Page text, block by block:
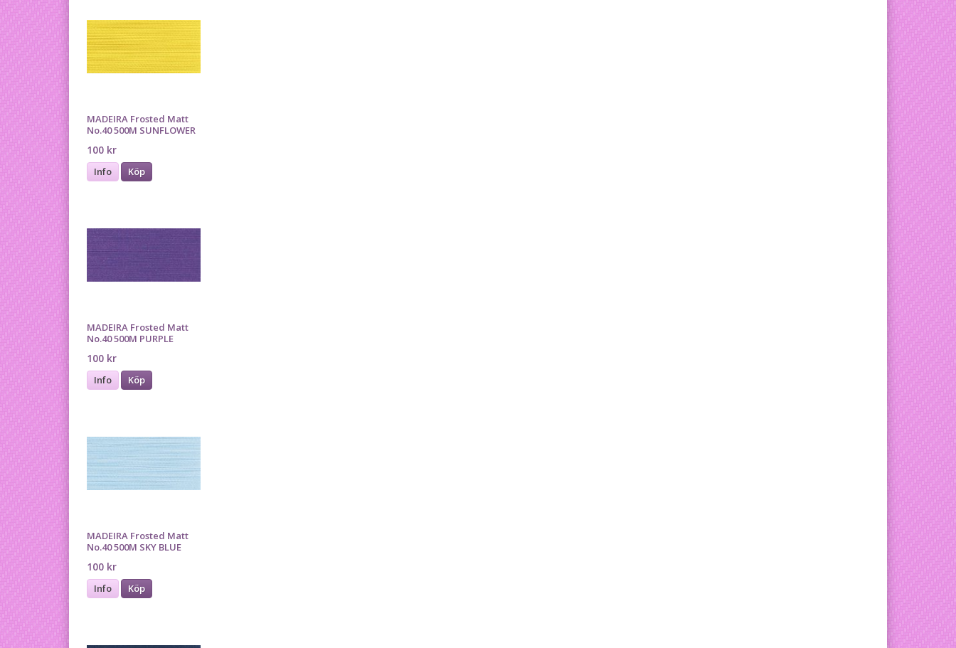
MADEIRA Frosted Matt
No.40 500M SUNFLOWER
100 kr
Info Köp
MADEIRA Frosted Matt
No.40 500M PURPLE
100 kr
Info Köp
MADEIRA Frosted Matt
No.40 500M SKY BLUE
100 kr
Info Köp